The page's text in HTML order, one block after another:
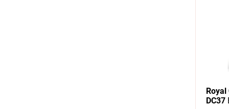
Royal
DC37